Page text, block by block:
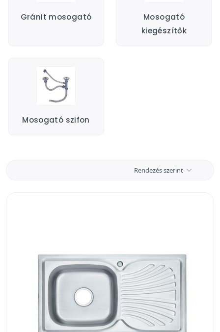
Gránit mosogató
Mosogató
kiegészítők
Mosogató szifon
Rendezés szerint